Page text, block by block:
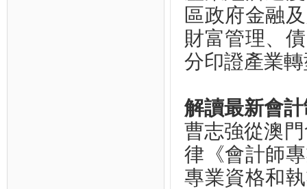
區政府金融
財富管理、
分印證產業
解讀最新會
曹志強從澳
律《會計師
專業資格和